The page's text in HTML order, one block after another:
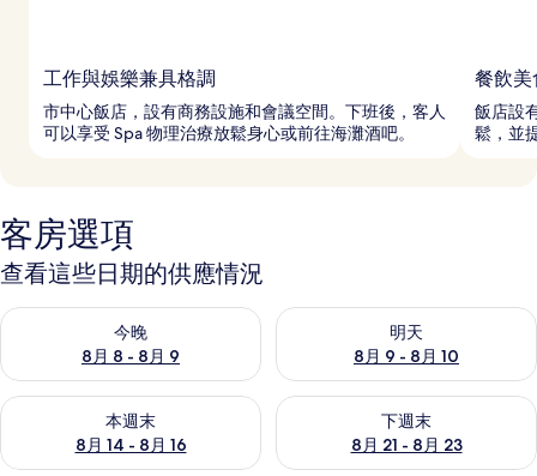
工作與娛樂兼具格調
市中心飯店，設有商務設施和會議空間。下班後，客人
可以享受 Spa 物理治療放鬆身心或前往海灘酒吧。
餐飲美
飯店設
鬆，並
客房選項
查看這些日期的供應情況
今晚
8月 8 - 8月 9
查看今晚 (8月 8 - 8月 9) 的供應情況
明天
8月 9 - 8月 10
查看明天 (8月 9 - 8月 10) 的供
本週末
8月 14 - 8月 16
查看本週末 (8月 14 - 8月 16) 的供應情況
下週末
8月 21 - 8月 23
查看下週末 (8月 21 - 8月 23)